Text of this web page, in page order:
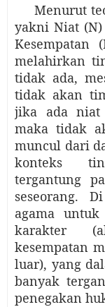
Menurut
yakni Niat (N)
Kesempatan
melahirkan
tidak ada,
tidak akan
jika ada niat
maka tidak
muncul dari
konteks
tergantung
seseorang.
agama
karakter
kesempatan
luar), yang
banyak
penegakan